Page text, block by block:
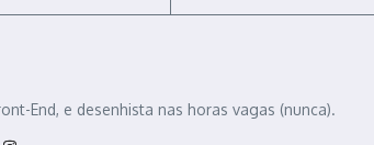
End, e desenhista nas horas vagas (nunca).